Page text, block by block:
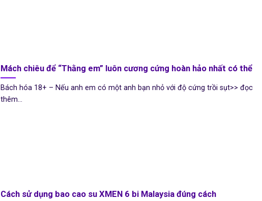
Mách chiêu để “Thằng em” luôn cương cứng hoàn hảo nhất có thể
Bách hóa 18+ – Nếu anh em có một anh bạn nhỏ với độ cứng trồi sụt>> đọc
thêm...
Cách sử dụng bao cao su XMEN 6 bi Malaysia đúng cách